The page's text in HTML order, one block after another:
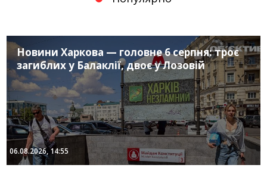
Новини Харкова — головне 6 серпня: троє
загиблих у Балаклії, двоє у Лозовій
06.08.2026, 14:55